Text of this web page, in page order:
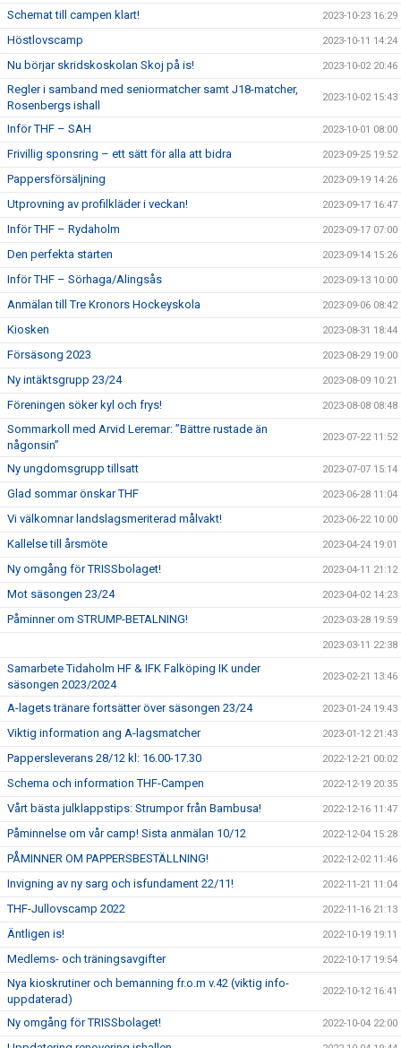
Schemat till campen klart! 2023-10-23 16:29
Höstlovscamp 2023-10-11 14:24
Nu börjar skridskoskolan Skoj på is! 2023-10-02 20:46
Regler i samband med seniormatcher samt J18-matcher,
Rosenbergs ishall
2023-10-02 15:43
Inför THF – SAH 2023-10-01 08:00
Frivillig sponsring – ett sätt för alla att bidra 2023-09-25 19:52
Pappersförsäljning 2023-09-19 14:26
Utprovning av profilkläder i veckan! 2023-09-17 16:47
Inför THF – Rydaholm 2023-09-17 07:00
Den perfekta starten 2023-09-14 15:26
Inför THF – Sörhaga/Alingsås 2023-09-13 10:00
Anmälan till Tre Kronors Hockeyskola 2023-09-06 08:42
Kiosken 2023-08-31 18:44
Försäsong 2023 2023-08-29 19:00
Ny intäktsgrupp 23/24 2023-08-09 10:21
Föreningen söker kyl och frys! 2023-08-08 08:48
Sommarkoll med Arvid Leremar: ”Bättre rustade än
någonsin”
2023-07-22 11:52
Ny ungdomsgrupp tillsatt 2023-07-07 15:14
Glad sommar önskar THF 2023-06-28 11:04
Vi välkomnar landslagsmeriterad målvakt! 2023-06-22 10:00
Kallelse till årsmöte 2023-04-24 19:01
Ny omgång för TRISSbolaget! 2023-04-11 21:12
Mot säsongen 23/24 2023-04-02 14:23
Påminner om STRUMP-BETALNING! 2023-03-28 19:59
2023-03-11 22:38
Samarbete Tidaholm HF & IFK Falköping IK under
säsongen 2023/2024
2023-02-21 13:46
A-lagets tränare fortsätter över säsongen 23/24 2023-01-24 19:43
Viktig information ang A-lagsmatcher 2023-01-12 21:43
Pappersleverans 28/12 kl: 16.00-17.30 2022-12-21 00:02
Schema och information THF-Campen 2022-12-19 20:35
Vårt bästa julklappstips: Strumpor från Bambusa! 2022-12-16 11:47
Påminnelse om vår camp! Sista anmälan 10/12 2022-12-04 15:28
PÅMINNER OM PAPPERSBESTÄLLNING! 2022-12-02 11:46
Invigning av ny sarg och isfundament 22/11! 2022-11-21 11:04
THF-Jullovscamp 2022 2022-11-16 21:13
Äntligen is! 2022-10-19 19:11
Medlems- och träningsavgifter 2022-10-17 19:54
Nya kioskrutiner och bemanning fr.o.m v.42 (viktig info-
uppdaterad)
2022-10-12 16:41
Ny omgång för TRISSbolaget! 2022-10-04 22:00